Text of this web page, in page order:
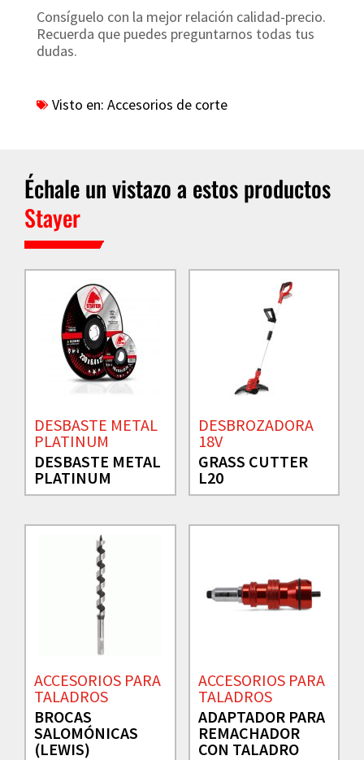
Consíguelo con la mejor relación calidad-precio.
Recuerda que puedes preguntarnos todas tus
dudas.
Visto en: Accesorios de corte
Échale un vistazo a estos productos
Stayer
DESBASTE METAL
PLATINUM
DESBASTE METAL
PLATINUM
DESBROZADORA
18V
GRASS CUTTER
L20
ACCESORIOS PARA
TALADROS
BROCAS
SALOMÓNICAS
(LEWIS)
ACCESORIOS PARA
TALADROS
ADAPTADOR PARA
REMACHADOR
CON TALADRO